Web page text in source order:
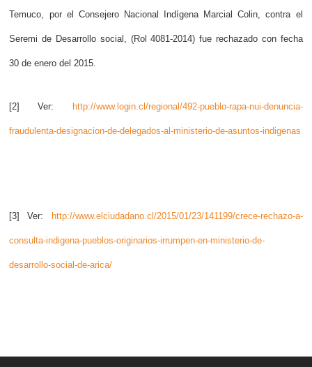
Temuco, por el Consejero Nacional Indígena Marcial Colin, contra el
Seremi de Desarrollo social, (Rol 4081-2014) fue rechazado con fecha
30 de enero del 2015.
[2] Ver: http://www.login.cl/regional/492-pueblo-rapa-nui-denuncia-
fraudulenta-designacion-de-delegados-al-ministerio-de-asuntos-indigenas
[3] Ver: http://www.elciudadano.cl/2015/01/23/141199/crece-rechazo-a-
consulta-indigena-pueblos-originarios-irrumpen-en-ministerio-de-
desarrollo-social-de-arica/